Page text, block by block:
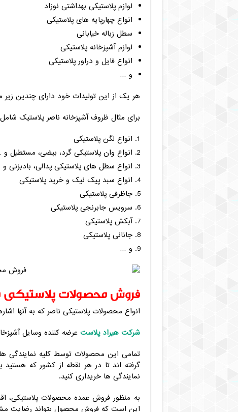
لوازم پلاستیکی بهداشتی نوزاد
انواع چهارپایه های پلاستیکی
سطل زباله خیابانی
لوازم آشپزخانه پلاستیکی
انواع فایل و دراور پلاستیکی
و …
هر یک از این تولیدات خود دارای چندین
برای مثال ظروف آشپزخانه ناصر پلاستیک
انواع لگن پلاستیکی
انواع وان پلاستیکی گرد، بیضی، مستطیل
انواع سطل های پلاستیکی پدالی، بادبزنی
انواع سبد پیک نیک و خرید پلاستیکی
جاظرفی پلاستیکی
سرویس جابرنجی پلاستیکی
آبکش پلاستیکی
جانانی پلاستیکی
و …
فروش محصولات پلاستیکی
انواع محصولات پلاستیکی ناصر که به آنها
شرکت هیراد پلاست عرضه کننده وسایل
تمامی این محصولات توسط کلیه
گرفته اند تا در هر نقطه از کشور که
نمایندگی ها خریداری کنید.
به منظور فروش عمده محصولات پلاستیکی،
این است که فروش محصول بتواند رضایت